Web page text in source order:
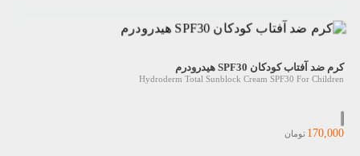
کرم ضد آفتاب کودکان SPF30 هیدرودرم
Hydroderm Total Sunblock Cream SPF30 For Children
170,000 تومان